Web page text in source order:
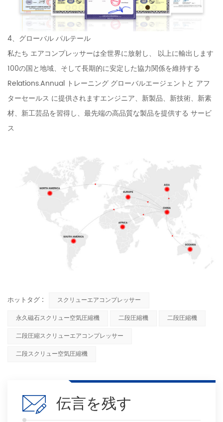
4、グローバル パルテール
私たち エアコンプレッサーは全世界に放射し、 以上に輸出します
100の国と地域、そして長期的に安定した協力関係を維持する
Relations.Annual トレーニング グローバルエージェントと アフ
ターセールス に提供されますエンジニア、新製品、新技術、新素
材、新工芸品を習得し、最先端の高品質な製品を提供する サービ
ス
ホットタグ :
スクリューエアコンプレッサー
永久磁石スクリュー空気圧縮機
二段圧縮機
二段圧縮機
二段圧縮スクリューエアコンプレッサー
二段スクリュー空気圧縮機
伝言を残す